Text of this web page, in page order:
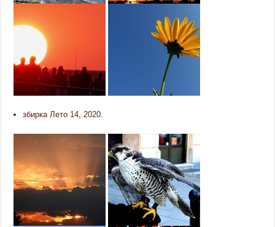
збирка Лето 14, 2020.